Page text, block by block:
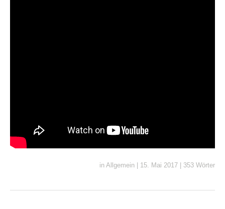
in Allgemein | 15. Mai 2017 | 353 Wörter